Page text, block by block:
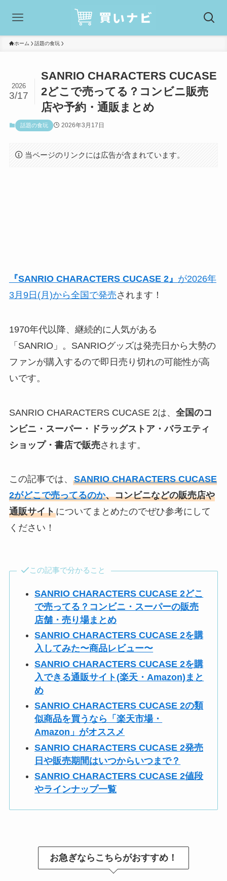
ホーム 話題の食玩
SANRIO CHARACTERS CUCASE
2どこで売ってる？コンビニ販売
店や予約・通販まとめ
2026
3/17
話題の食玩 2026年3月17日
当ページのリンクには広告が含まれています。
『SANRIO CHARACTERS CUCASE 2』 が2026年
3月9日(月)から全国で発売されます！
1970年代以降、継続的に人気がある
「SANRIO」。SANRIOグッズは発売日から大勢の
ファンが購入するので即日売り切れの可能性が高
いです。
SANRIO CHARACTERS CUCASE 2は、 全国のコ
ンビニ・スーパー・ドラッグストア・バラエティ
ショップ・書店で販売されます。
この記事では、 SANRIO CHARACTERS CUCASE
2がどこで売ってるのか、コンビニなどの販売店や
通販サイトについてまとめたのでぜひ参考にして
ください！
この記事で分かること
SANRIO CHARACTERS CUCASE 2どこ
で売ってる？コンビニ・スーパーの販売
店舗・売り場まとめ
SANRIO CHARACTERS CUCASE 2を購
入してみた〜商品レビュー〜
SANRIO CHARACTERS CUCASE 2を購
入できる通販サイト(楽天・Amazon)まと
め
SANRIO CHARACTERS CUCASE 2の類
似商品を買うなら「楽天市場・
Amazon」がオススメ
SANRIO CHARACTERS CUCASE 2発売
日や販売期間はいつからいつまで？
SANRIO CHARACTERS CUCASE 2値段
やラインナップ一覧
お急ぎならこちらがおすすめ！